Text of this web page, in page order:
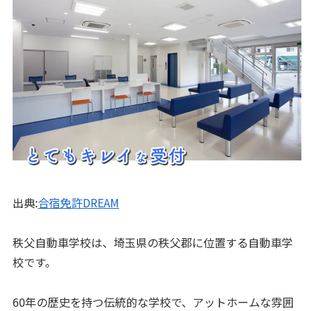
出典:合宿免許DREAM
秩父自動車学校は、埼玉県の秩父郡に位置する自動車学
校です。
60年の歴史を持つ伝統的な学校で、アットホームな雰囲